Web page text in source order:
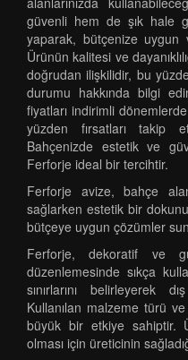
güvenli hem de şık hale
yaparak, bütçenize
Ürünün kalitesi ve
doğrudan ilişkilidir, bu
durumu hakkında bilgi
fiyatları indirimli
yüzden fırsatları takip
Bahçenizde estetik ve
Ferforje ideal bir tercihtir.
Ferforje avize, bahçe
sağlarken estetik bir
bütçeye uygun çözümler
Ferforje, dekoratif ve
düzenlemesinde sıkça
sınırlarını belirleyerek
Kullanılan malzeme türü
büyük bir etkiye sahiptir.
olması için üreticinin